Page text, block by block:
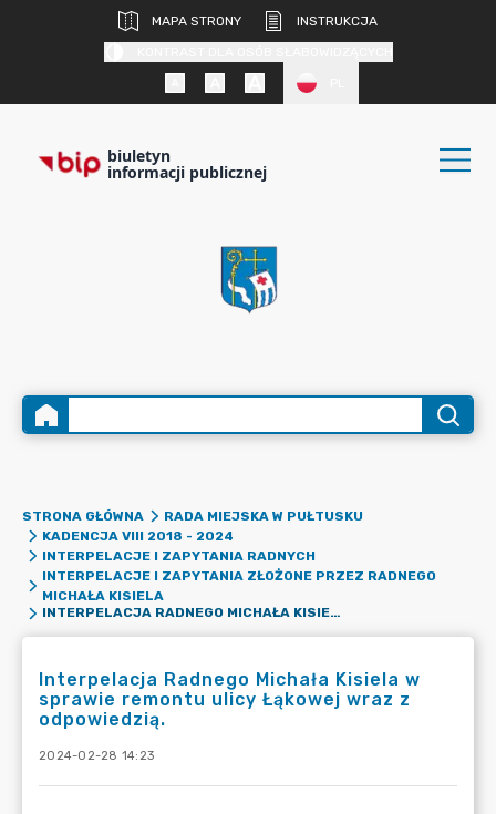
MAPA STRONY
INSTRUKCJA
biuletyn
informacji publicznej
STRONA GŁÓWNA
RADA MIEJSKA W PUŁTUSKU
KADENCJA VIII 2018 - 2024
INTERPELACJE I ZAPYTANIA RADNYCH
INTERPELACJE I ZAPYTANIA ZŁOŻONE PRZEZ RADNEGO
MICHAŁA KISIELA
INTERPELACJA RADNEGO MICHAŁA KISIELA W SPRAWIE REMONTU ULICY ŁĄKOWEJ WRAZ Z ODPOWIEDZIĄ.
Interpelacja Radnego Michała Kisiela w
sprawie remontu ulicy Łąkowej wraz z
odpowiedzią.
2024-02-28 14:23